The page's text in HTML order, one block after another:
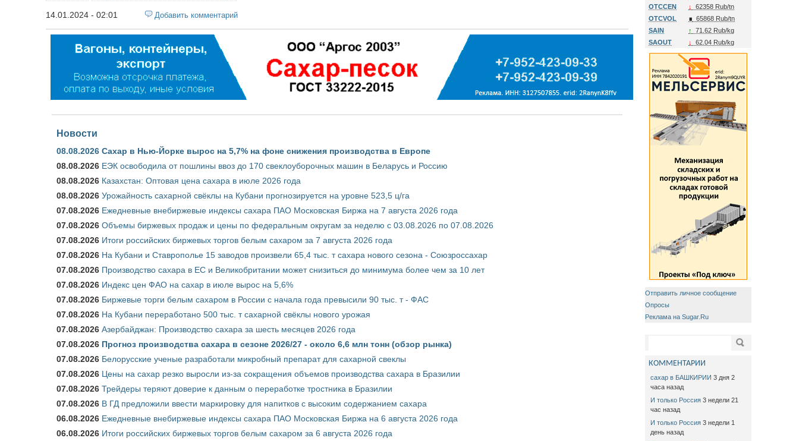
14.01.2024 - 02:01 Добавить комментарий
Новости
08.08.2026 Сахар в Нью-Йорке вырос на 5,7% на фоне снижения производства в Европе
08.08.2026 ЕЭК освободила от пошлины ввоз до 170 свеклоуборочных машин в Беларусь и Россию
08.08.2026 Казахстан: Оптовая цена сахара в июле 2026 года
08.08.2026 Урожайность сахарной свёклы на Кубани прогнозируется на уровне 523,5 ц/га
07.08.2026 Ежедневные внебиржевые индексы сахара ПАО Московская Биржа на 7 августа 2026 года
07.08.2026 Объемы биржевых продаж и цены по федеральным округам за неделю с 03.08.2026 по 07.08.2026
07.08.2026 Итоги российских биржевых торгов белым сахаром за 7 августа 2026 года
07.08.2026 На Кубани и Ставрополье 15 заводов произвели 65,4 тыс. т сахара нового сезона - Союзроссахар
07.08.2026 Производство сахара в ЕС и Великобритании может снизиться до минимума более чем за 10 лет
07.08.2026 Индекс цен ФАО на сахар в июле вырос на 5,6%
07.08.2026 Биржевые торги белым сахаром в России с начала года превысили 90 тыс. т - ФАС
07.08.2026 На Кубани переработано 500 тыс. т сахарной свёклы нового урожая
07.08.2026 Азербайджан: Производство сахара за шесть месяцев 2026 года
07.08.2026 Прогноз производства сахара в сезоне 2026/27 - около 6,6 млн тонн (обзор рынка)
07.08.2026 Белорусские ученые разработали микробный препарат для сахарной свеклы
07.08.2026 Цены на сахар резко выросли из-за сокращения объемов производства сахара в Бразилии
07.08.2026 Трейдеры теряют доверие к данным о переработке тростника в Бразилии
07.08.2026 В ГД предложили ввести маркировку для напитков с высоким содержанием сахара
06.08.2026 Ежедневные внебиржевые индексы сахара ПАО Московская Биржа на 6 августа 2026 года
06.08.2026 Итоги российских биржевых торгов белым сахаром за 6 августа 2026 года
OTCCEN
↓
62358 Rub/tn
OTCVOL
∎ 65868 Rub/tn
SAIN
↑
71.62 Rub/kg
SAOUT
↓ 62.04 Rub/kg
Отправить личное сообщение
Опросы
Реклама на Sugar.Ru
Поиск
КОММЕНТАРИИ
сахар в БАШКИРИИ 3 дня 2
часа назад
И только Россия 3 недели 21
час назад
И только Россия 3 недели 1
день назад